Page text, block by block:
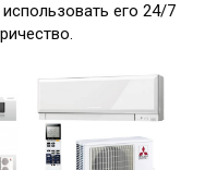
его 24/7